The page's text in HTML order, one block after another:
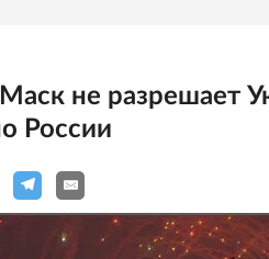
не разрешает
России